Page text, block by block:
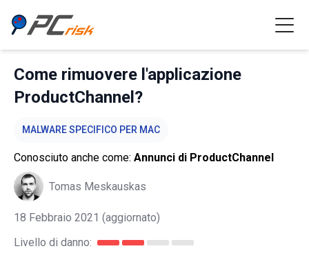
Come rimuovere l'applicazione
ProductChannel?
MALWARE SPECIFICO PER MAC
Conosciuto anche come: Annunci di ProductChannel
Tomas Meskauskas
18 Febbraio 2021 (aggiornato)
Livello di danno: